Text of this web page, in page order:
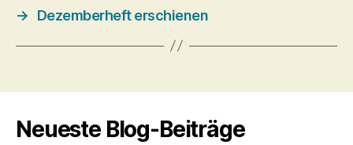
→
Dezemberheft erschienen
Neueste Blog-Beiträge